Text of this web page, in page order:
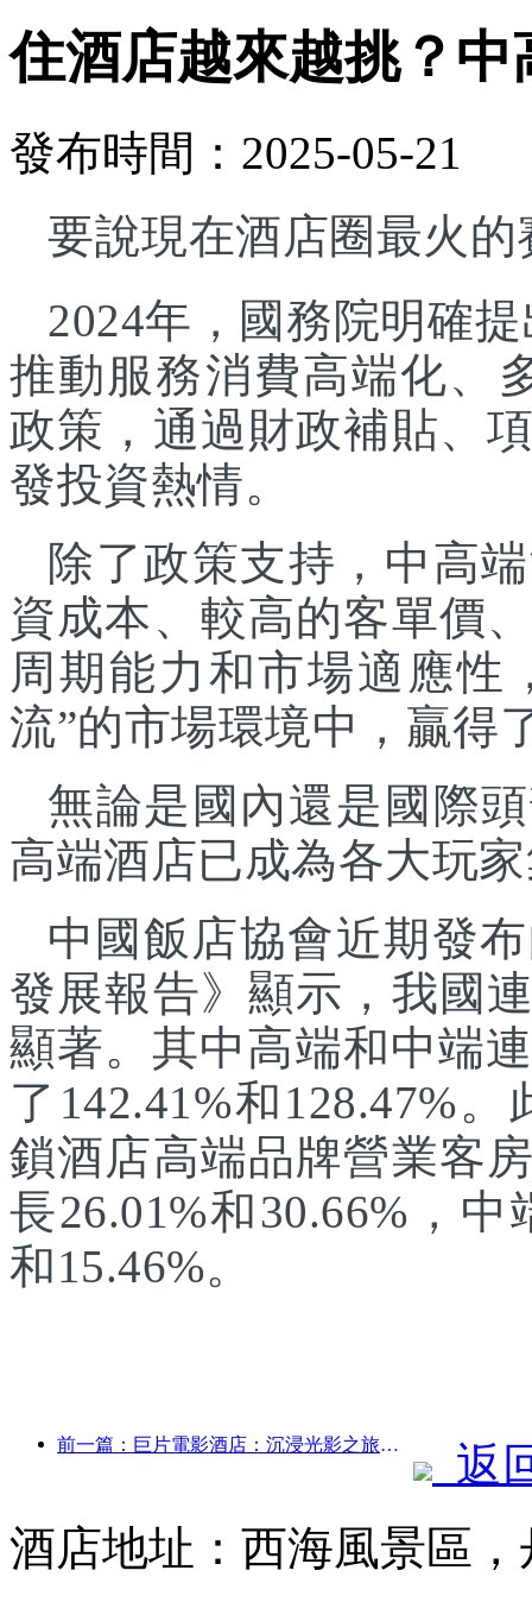
住酒店越來越挑？
發布時間：2025-05-21
要說現在酒店圈最火
2024年，國務院明確
推動服務消費高端化、
政策，通過財政補貼、
發投資熱情。
除了政策支持，中高
資成本、較高的客單價
周期能力和市場適應性
流”的市場環境中，贏得
無論是國內還是國際
高端酒店已成為各大玩
中國飯店協會近期發
發展報告》顯示，我國
顯著。其中高端和中端
了142.41%和128.47%
鎖酒店高端品牌營業客
長26.01%和30.66%，
和15.46%。
前一篇：巨片電影酒店：‌沉浸光影之旅，巨片電影酒店定義出行新體驗
返
酒店地址：西海風景區